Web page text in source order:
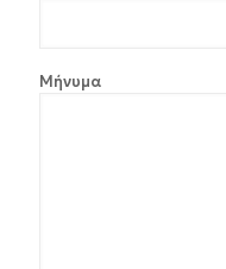
Μήνυμα